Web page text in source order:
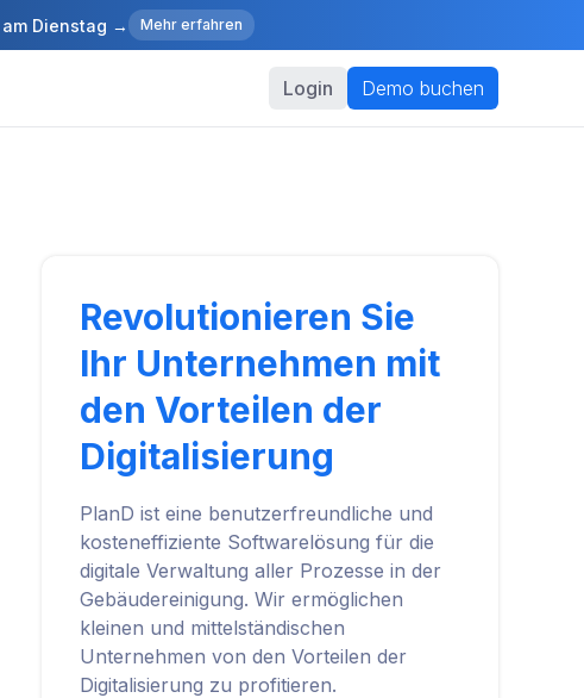
Dienstag → Mehr erfahren
Login Demo buchen
Revolutionieren Sie
Ihr Unternehmen mit
den Vorteilen der
Digitalisierung
PlanD ist eine benutzerfreundliche und
kosteneffiziente Softwarelösung für die
digitale Verwaltung aller Prozesse in der
Gebäudereinigung. Wir ermöglichen
kleinen und mittelständischen
Unternehmen von den Vorteilen der
Digitalisierung zu profitieren.